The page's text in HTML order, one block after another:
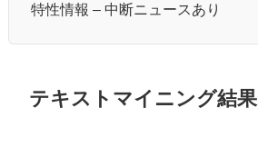
特性情報 – 中断ニュースあり
テキストマイニング結果